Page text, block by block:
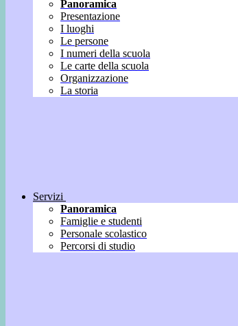
Panoramica
Presentazione
I luoghi
Le persone
I numeri della scuola
Le carte della scuola
Organizzazione
La storia
Servizi
Panoramica
Famiglie e studenti
Personale scolastico
Percorsi di studio